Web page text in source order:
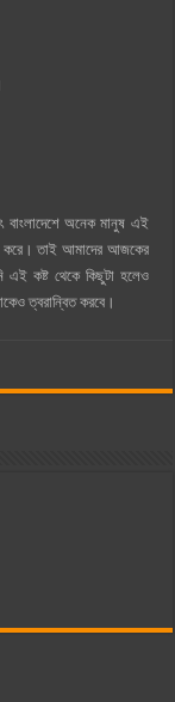
বাংলাদেশে অনেক মানুষ এই
করে। তাই আমাদের আজকের
এই কষ্ট থেকে কিছুটা হলেও
ত্বরান্বিত করবে।